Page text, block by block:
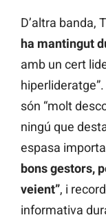
D’altra banda,
ha mantingut
amb un cert
són “molt
ningú que
espasa
bons gestors,
veient”, i
informativa